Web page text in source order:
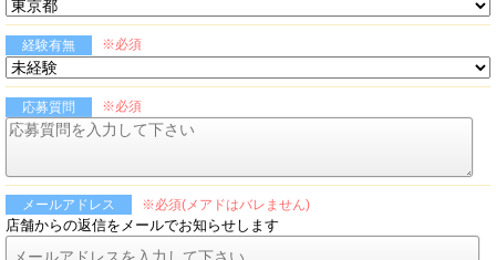
経験有無 ※必須
応募質問 ※必須
メールアドレス ※必須(メアドはバレません)
店舗からの返信をメールでお知らせします